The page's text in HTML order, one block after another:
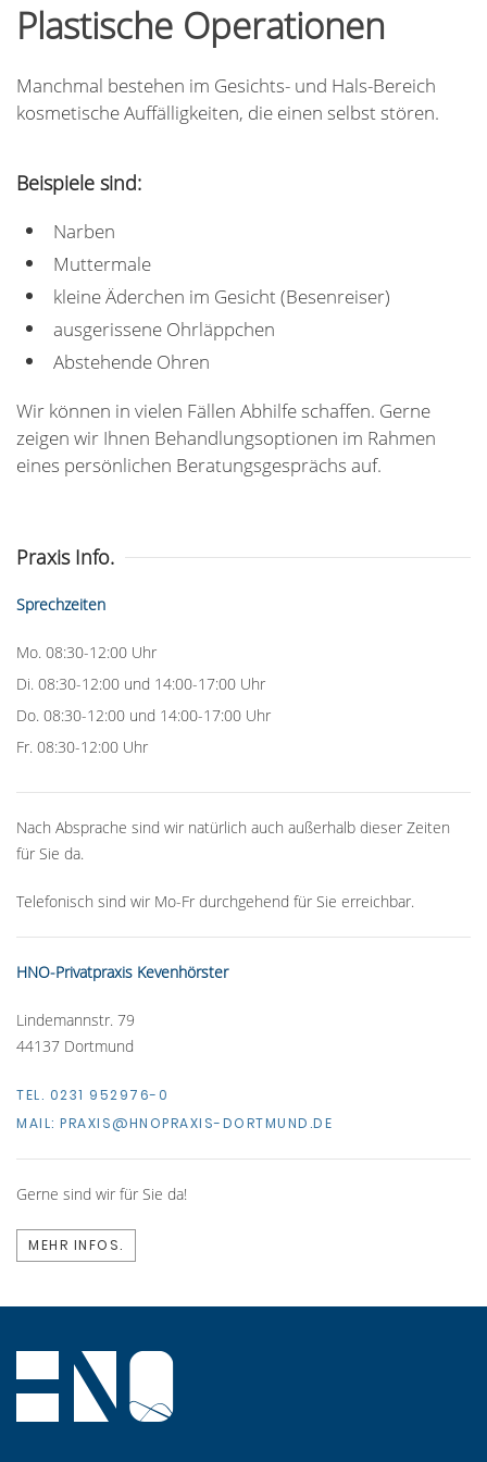
Plastische Operationen
Manchmal bestehen im Gesichts- und Hals-Bereich
kosmetische Auffälligkeiten, die einen selbst stören.
Beispiele sind:
Narben
Muttermale
kleine Äderchen im Gesicht (Besenreiser)
ausgerissene Ohrläppchen
Abstehende Ohren
Wir können in vielen Fällen Abhilfe schaffen. Gerne
zeigen wir Ihnen Behandlungsoptionen im Rahmen
eines persönlichen Beratungsgesprächs auf.
Praxis Info.
Sprechzeiten
Mo. 08:30-12:00 Uhr
Di. 08:30-12:00 und 14:00-17:00 Uhr
Do. 08:30-12:00 und 14:00-17:00 Uhr
Fr. 08:30-12:00 Uhr
Nach Absprache sind wir natürlich auch außerhalb dieser Zeiten
für Sie da.
Telefonisch sind wir Mo-Fr durchgehend für Sie erreichbar.
HNO-Privatpraxis Kevenhörster
Lindemannstr. 79
44137 Dortmund
TEL. 0231 952976-0
MAIL: PRAXIS@HNOPRAXIS-DORTMUND.DE
Gerne sind wir für Sie da!
MEHR INFOS.